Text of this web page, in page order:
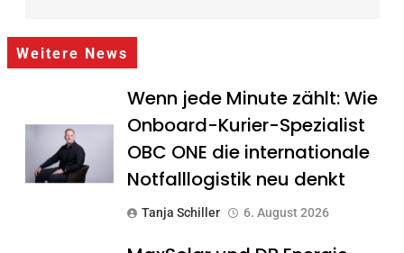
Weitere News
Wenn jede Minute zählt: Wie
Onboard-Kurier-Spezialist
OBC ONE die internationale
Notfalllogistik neu denkt
Tanja Schiller 6. August 2026